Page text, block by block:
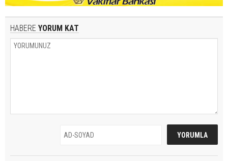
HABERE YORUM KAT